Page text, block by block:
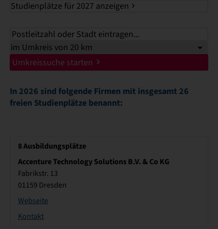
Studienplätze für 2027 anzeigen
Umkreissuche starten
In 2026 sind folgende Firmen mit insgesamt 26
freien Studienplätze benannt:
8Ausbildungsplätze
Accenture Technology Solutions B.V. & Co KG
Fabrikstr. 13
01159 Dresden
Webseite
Kontakt